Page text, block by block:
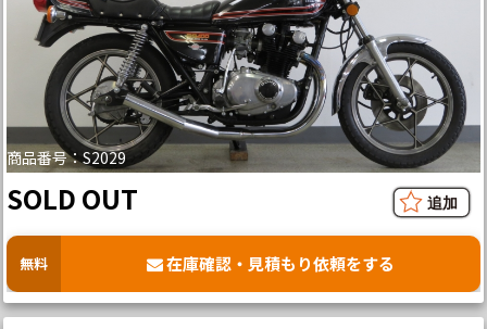
商品番号：S2029
SOLD OUT
無料 在庫確認・見積もり依頼をする